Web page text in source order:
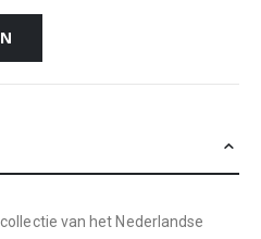
van het Nederlandse